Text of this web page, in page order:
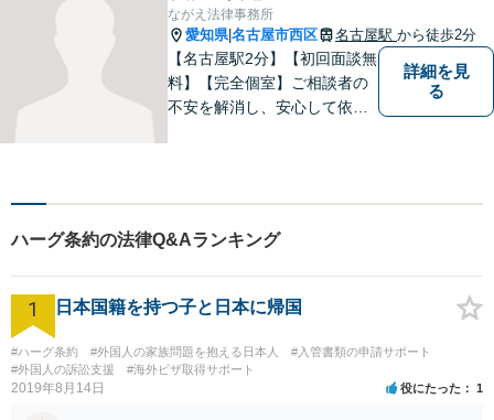
ながえ法律事務所
愛知県|名古屋市西区 名古屋駅 から徒歩2分
【名古屋駅2分】【初回面談無
料】【完全個室】ご相談者の
不安を解消し、安心して依頼
依頼者の気持ちに寄り添い、
最適な解決策をご提案するこ
とを大切にしています。
詳細を見
る
ハーグ条約の法律Q&Aランキング
1 日本国籍を持つ子と日本に帰国
#ハーグ条約 #外国人の家族問題を抱える日本人
#入管書類の申請サポート
#外国人の訴訟支援
#海外ビザ取得サポート
2019年8月14日 役にたった 1